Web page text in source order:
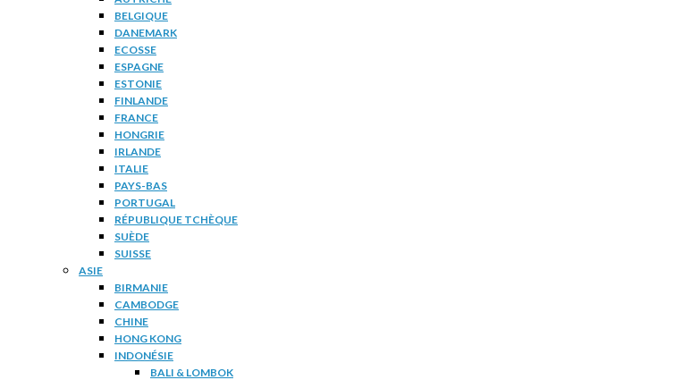
BELGIQUE
DANEMARK
ECOSSE
ESPAGNE
ESTONIE
FINLANDE
FRANCE
HONGRIE
IRLANDE
ITALIE
PAYS-BAS
PORTUGAL
RÉPUBLIQUE TCHÈQUE
SUÈDE
SUISSE
ASIE
BIRMANIE
CAMBODGE
CHINE
HONG KONG
INDONÉSIE
BALI & LOMBOK